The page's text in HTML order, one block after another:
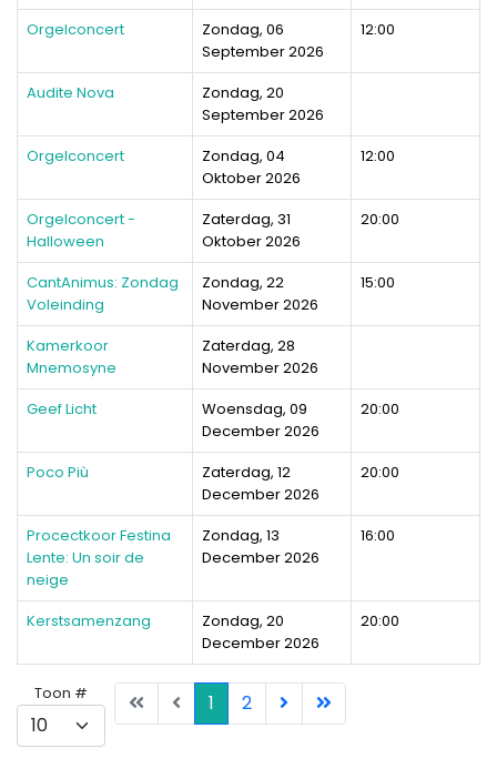
Orgelconcert
Zondag, 06
September 2026
12:00
Audite Nova
Zondag, 20
September 2026
Orgelconcert
Zondag, 04
Oktober 2026
12:00
Orgelconcert -
Halloween
Zaterdag, 31
Oktober 2026
20:00
CantAnimus: Zondag
Voleinding
Zondag, 22
November 2026
15:00
Kamerkoor
Mnemosyne
Zaterdag, 28
November 2026
Geef Licht
Woensdag, 09
December 2026
20:00
Poco Più
Zaterdag, 12
December 2026
20:00
Procectkoor Festina
Lente: Un soir de
neige
Zondag, 13
December 2026
16:00
Kerstsamenzang
Zondag, 20
December 2026
20:00
Pagination List Limit
Toon # 1 2